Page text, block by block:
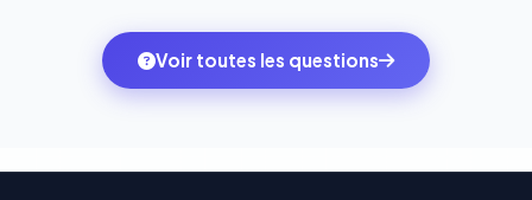
ambitions du moment — sans perdre vos données ni
votre historique.
monde. Vos données bancaires ne transitent jamais
par nos serveurs — elles sont gérées directement et
Voir toutes les questions